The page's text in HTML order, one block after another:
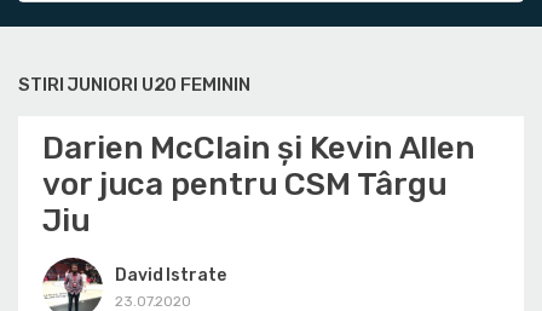
STIRI JUNIORI U20 FEMININ
Darien McClain și Kevin Allen
vor juca pentru CSM Târgu
Jiu
David Istrate
23.07.2020